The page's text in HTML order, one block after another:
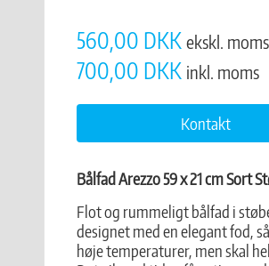
560,00 DKKekskl. moms
700,00 DKK inkl. moms
Kontakt
Bålfad Arezzo 59 x 21 cm Sort
Flot og rummeligt bålfad i
designet med en elegant fod,
høje temperaturer, men skal